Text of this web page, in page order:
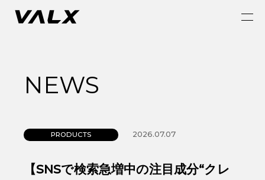
NEWS
PRODUCTS 2026.07.07
【SNSで検索急増中の注目成分“クレ